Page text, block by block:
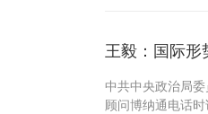
王毅：国际形
中共中央政治局
顾问博纳通电话